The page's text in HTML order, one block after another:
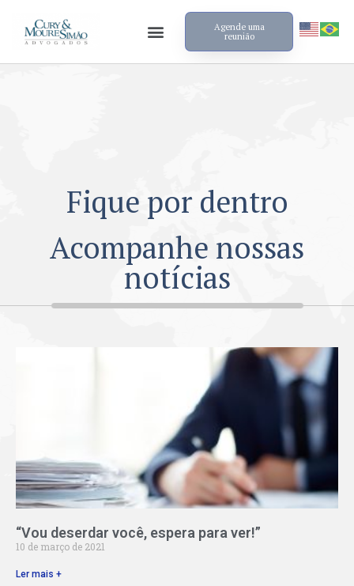
Agende uma
reunião
Fique por dentro
Acompanhe nossas
notícias
“Vou deserdar você, espera para ver!”
10 de março de 2021
Ler mais +